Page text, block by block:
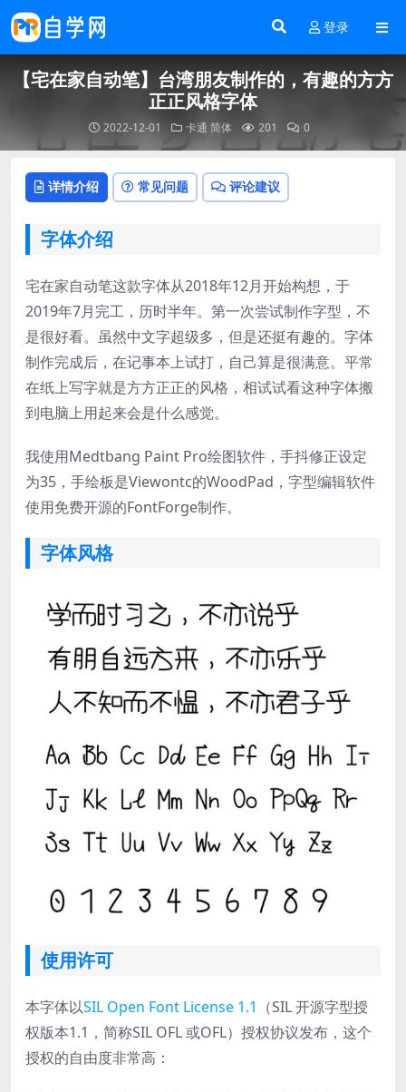
登录
【宅在家自动笔】台湾朋友制作的，有趣的方方
正正风格字体
2022-12-01 卡通 简体 201 0
详情介绍 常见问题 评论建议
字体介绍
宅在家自动笔这款字体从2018年12月开始构想，于
2019年7月完工，历时半年。第一次尝试制作字型，不
是很好看。虽然中文字超级多，但是还挺有趣的。字体
制作完成后，在记事本上试打，自己算是很满意。平常
在纸上写字就是方方正正的风格，相试试看这种字体搬
到电脑上用起来会是什么感觉。
我使用Medtbang Paint Pro绘图软件，手抖修正设定
为35，手绘板是Viewontc的WoodPad，字型编辑软件
使用免费开源的FontForge制作。
字体风格
使用许可
本字体以SIL Open Font License 1.1 （SIL 开源字型授
权版本1.1，简称SIL OFL 或OFL）授权协议发布，这个
授权的自由度非常高：